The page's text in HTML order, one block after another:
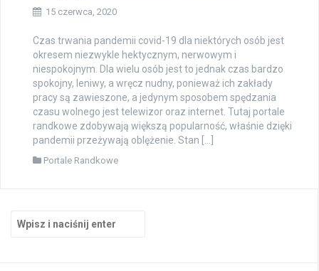
15 czerwca, 2020
Czas trwania pandemii covid-19 dla niektórych osób jest
okresem niezwykle hektycznym, nerwowym i
niespokojnym. Dla wielu osób jest to jednak czas bardzo
spokojny, leniwy, a wręcz nudny, ponieważ ich zakłady
pracy są zawieszone, a jedynym sposobem spędzania
czasu wolnego jest telewizor oraz internet. Tutaj portale
randkowe zdobywają większą popularność, właśnie dzięki
pandemii przeżywają oblężenie. Stan […]
Portale Randkowe